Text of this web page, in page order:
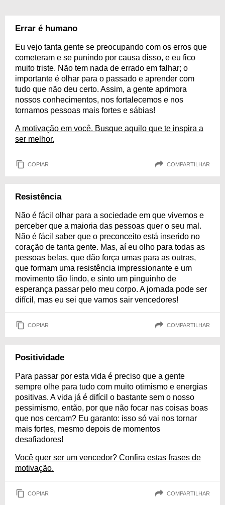
Errar é humano
Eu vejo tanta gente se preocupando com os erros que
cometeram e se punindo por causa disso, e eu fico
muito triste. Não tem nada de errado em falhar; o
importante é olhar para o passado e aprender com
tudo que não deu certo. Assim, a gente aprimora
nossos conhecimentos, nos fortalecemos e nos
tornamos pessoas mais fortes e sábias!
A motivação em você. Busque aquilo que te inspira a
ser melhor.
COPIAR COMPARTILHAR
Resistência
Não é fácil olhar para a sociedade em que vivemos e
perceber que a maioria das pessoas quer o seu mal.
Não é fácil saber que o preconceito está inserido no
coração de tanta gente. Mas, aí eu olho para todas as
pessoas belas, que dão força umas para as outras,
que formam uma resistência impressionante e um
movimento tão lindo, e sinto um pinguinho de
esperança passar pelo meu corpo. A jornada pode ser
difícil, mas eu sei que vamos sair vencedores!
COPIAR COMPARTILHAR
Positividade
Para passar por esta vida é preciso que a gente
sempre olhe para tudo com muito otimismo e energias
positivas. A vida já é difícil o bastante sem o nosso
pessimismo, então, por que não focar nas coisas boas
que nos cercam? Eu garanto: isso só vai nos tornar
mais fortes, mesmo depois de momentos
desafiadores!
Você quer ser um vencedor? Confira estas frases de
motivação.
COPIAR COMPARTILHAR